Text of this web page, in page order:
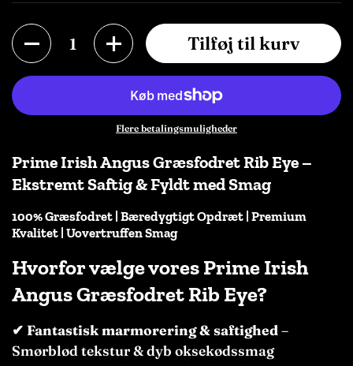
Antal Tilføj til kurv
Flere betalingsmuligheder
Prime Irish Angus Græsfodret Rib Eye –
Ekstremt Saftig & Fyldt med Smag
100% Græsfodret | Bæredygtigt Opdræt | Premium
Kvalitet | Uovertruffen Smag
Hvorfor vælge vores Prime Irish
Angus Græsfodret Rib Eye?
✔ Fantastisk marmorering & saftighed –
Smørblød tekstur & dyb oksekødssmag